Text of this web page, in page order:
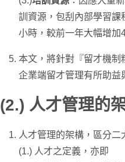
訓資源，包刮內部學習課
小時，較前一年大幅增加
本文，將針對『留才機制
企業端留才管理有所助益
(2.) 人才管理的
人才管理的架構，區分二
(1.) 人才之定義，亦即